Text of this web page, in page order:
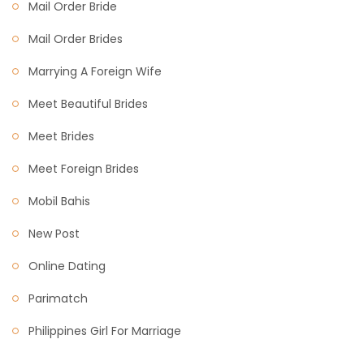
Mail Order Bride
Mail Order Brides
Marrying A Foreign Wife
Meet Beautiful Brides
Meet Brides
Meet Foreign Brides
Mobil Bahis
New Post
Online Dating
Parimatch
Philippines Girl For Marriage